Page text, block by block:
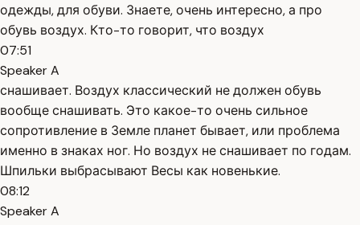
одежды, для обуви. Знаете, очень интересно, а про
обувь воздух. Кто-то говорит, что воздух
07:51
Speaker A
снашивает. Воздух классический не должен обувь
вообще снашивать. Это какое-то очень сильное
сопротивление в Земле планет бывает, или проблема
именно в знаках ног. Но воздух не снашивает по годам.
Шпильки выбрасывают Весы как новенькие.
08:12
Speaker A